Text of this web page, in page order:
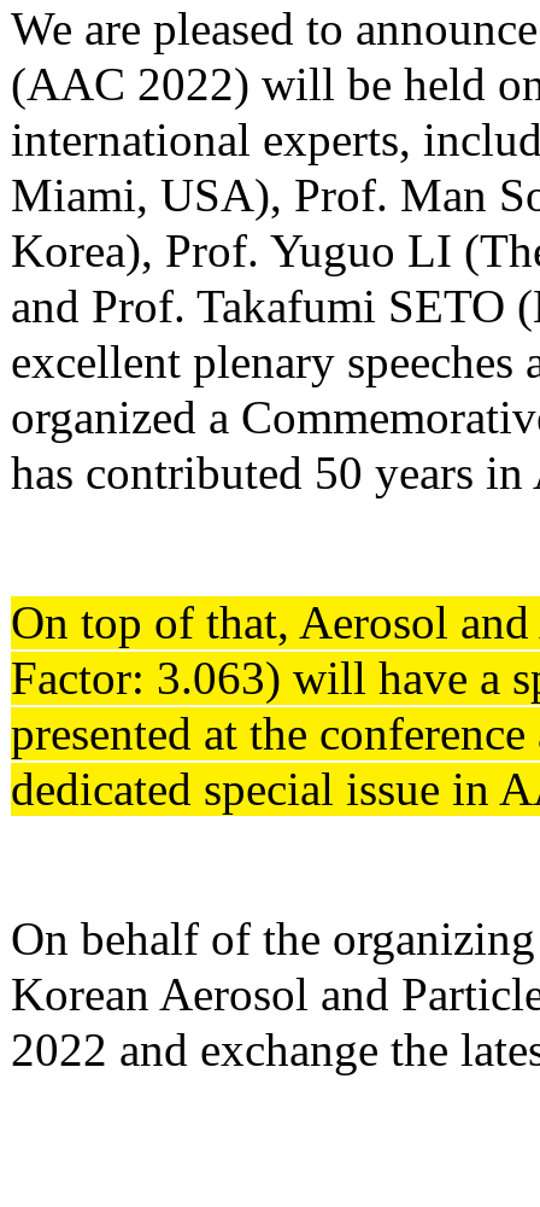
We are pleased to
(AAC 2022) will be held
international experts,
Miami, USA), Prof. Man
Korea), Prof. Yuguo LI
and Prof. Takafumi SETO
excellent plenary
organized a
has contributed 50 years
On top of that, Aerosol
Factor: 3.063) will have a
presented at the
dedicated special issue in
On behalf of the
Korean Aerosol and
2022 and exchange the